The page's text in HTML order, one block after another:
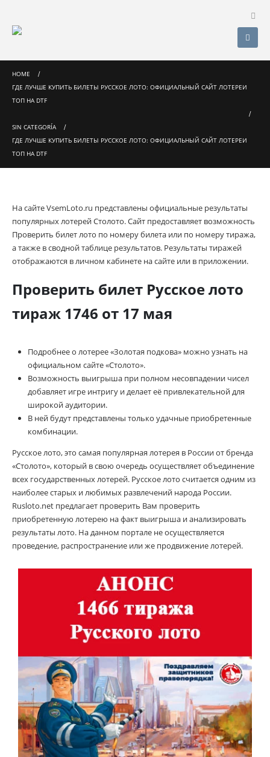
HOME
ГДЕ ЛУЧШЕ КУПИТЬ БИЛЕТЫ РУССКОЕ ЛОТО: ОФИЦИАЛЬНЫЙ САЙТ ЛОТЕРЕИ
ТОП НА DTF
SIN CATEGORÍA
ГДЕ ЛУЧШЕ КУПИТЬ БИЛЕТЫ РУССКОЕ ЛОТО: ОФИЦИАЛЬНЫЙ САЙТ ЛОТЕРЕИ
ТОП НА DTF
На сайте VsemLoto.ru представлены официальные результаты
популярных лотерей Столото. Сайт предоставляет возможность
Проверить билет лото по номеру билета или по номеру тиража,
а также в сводной таблице результатов. Результаты тиражей
отображаются в личном кабинете на сайте или в приложении.
Проверить билет Русское лото
тираж 1746 от 17 мая
Подробнее о лотерее «Золотая подкова» можно узнать на
официальном сайте «Столото».
Возможность выигрыша при полном несовпадении чисел
добавляет игре интригу и делает её привлекательной для
широкой аудитории.
В ней будут представлены только удачные приобретенные
комбинации.
Русское лото, это самая популярная лотерея в России от бренда
«Столото», который в свою очередь осуществляет объединение
всех государственных лотерей. Русское лото считается одним из
наиболее старых и любимых развлечений народа России.
Rusloto.net предлагает проверить Вам проверить
приобретенную лотерею на факт выигрыша и анализировать
результаты лото. На данном портале не осуществляется
проведение, распространение или же продвижение лотерей.